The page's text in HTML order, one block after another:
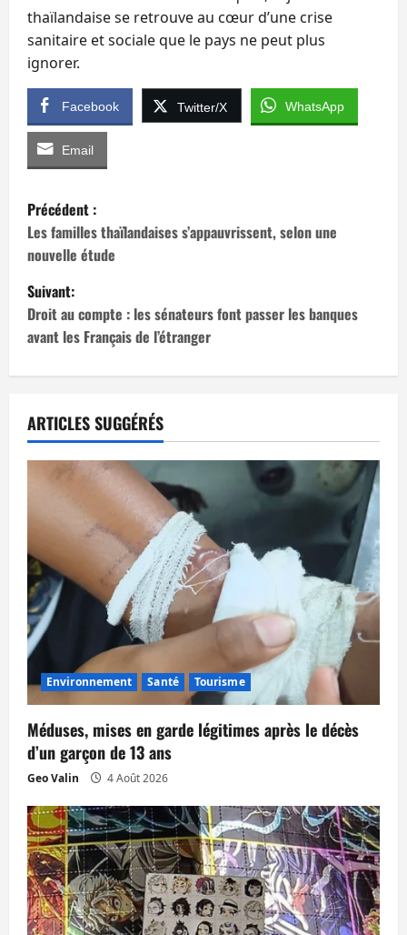
thaïlandaise se retrouve au cœur d’une crise
sanitaire et sociale que le pays ne peut plus
ignorer.
Facebook Twitter/X WhatsApp
Email
N
a
v
i
g
t
i
o
n
d
’
a
r
t
i
c
l
e
Précédent :
Les familles thaïlandaises s’appauvrissent, selon une
nouvelle étude
Suivant:
Droit au compte : les sénateurs font passer les banques
avant les Français de l’étranger
ARTICLES SUGGÉRÉS
Environnement Santé Tourisme
Méduses, mises en garde légitimes après le décès
d’un garçon de 13 ans
Geo Valin 4 Août 2026